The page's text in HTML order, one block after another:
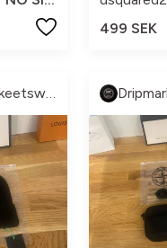
499 SEK
Dripmarkeetsweden